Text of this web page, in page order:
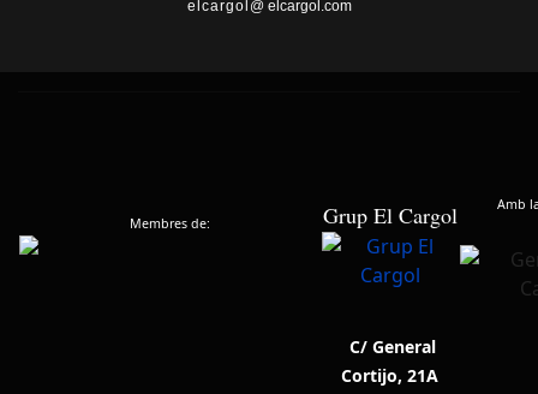
elcargol @ elcargol.com
Membres de: Grup El Cargol Amb
C/ General
Cortijo, 21A